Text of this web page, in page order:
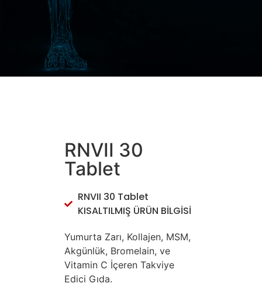
RNVII 30
Tablet
RNVII 30 Tablet
KISALTILMIŞ ÜRÜN BİLGİSİ
Yumurta Zarı, Kollajen, MSM,
Akgünlük, Bromelain, ve
Vitamin C İçeren Takviye
Edici Gıda.